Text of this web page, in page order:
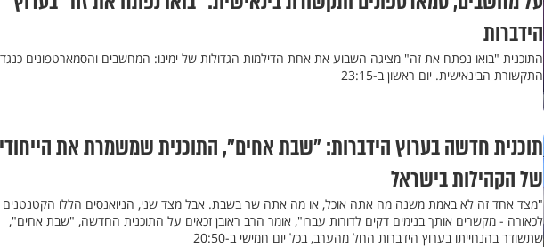
הידברות
התוכנית "בואו נפתח את זה" מציגה השבוע את אחת הדילמות הגדולות של ימינו: המחשבים והסמארטפונים כנגד
התקשורת הבינאישית. יום ראשון ב-23:15
תוכנית חדשה בערוץ הידברות: "שבת אחים", התוכנית שמשמרת את
של הקהילות בישראל
"מצד אחד זה לא באמת משנה מה אתה אוכל, או מה אתה שר בשבת. אבל מצד שני, הניואנסים הללו הקטנטנים
לכאורה - מקשרים אותך בנימים דקים לדורות עברו", אומר הרב ראובן זכאים על התוכנית החדשה, "שבת אחים",
שתשודר בהנחייתו בערוץ הידברות החל מהערב, בכל יום חמישי ב-20:50